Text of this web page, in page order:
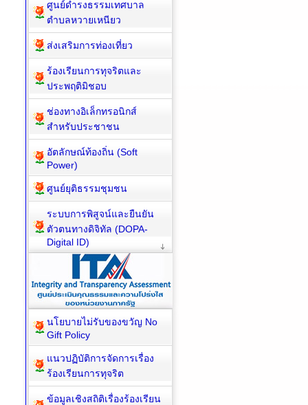
ศูนย์ดำรงธรรมเทศบาล
ตำบลหวายเหนียว
ส่งเสริมการท่องเที่ยว
ร้องเรียนการทุจริตและ
ประพฤติมิชอบ
ช่องทางอิเล็กทรอนิกส์
สำหรับประชาชน
อัตลักษณ์ท้องถิ่น (Soft
Power)
ศูนย์ยุติธรรมชุมชน
ระบบการพิสูจน์และยืนยัน
ตัวตนทางดิจิทัล (DOPA-
Digital ID)
นโยบายไม่รับของขวัญ No
Gift Policy
แนวปฏิบัติการจัดการเรื่อง
ร้องเรียนการทุจริต
ข้อมูลเชิงสถิติเรื่องร้องเรียน